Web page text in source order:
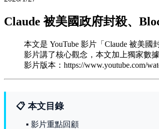
Claude 被美國政府封殺、
本文是 YouTube 影片「Claude 被美
影片講了核心觀念，本文加上獨家數
影片版本：https://www.youtube.com/
📋 本文目錄
▪ 影片重點回顧